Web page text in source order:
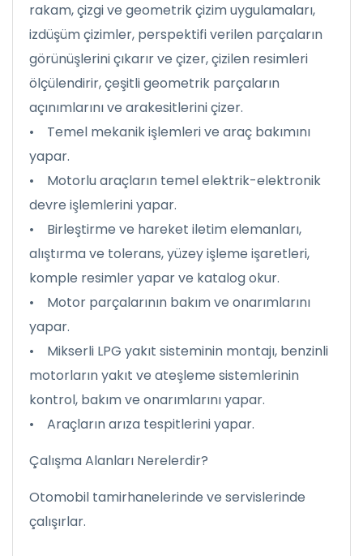
rakam, çizgi ve geometrik çizim uygulamaları,
izdüşüm çizimler, perspektifi verilen parçaların
görünüşlerini çıkarır ve çizer, çizilen resimleri
ölçülendirir, çeşitli geometrik parçaların
açınımlarını ve arakesitlerini çizer.
• Temel mekanik işlemleri ve araç bakımını
yapar.
• Motorlu araçların temel elektrik-elektronik
devre işlemlerini yapar.
• Birleştirme ve hareket iletim elemanları,
alıştırma ve tolerans, yüzey işleme işaretleri,
komple resimler yapar ve katalog okur.
• Motor parçalarının bakım ve onarımlarını
yapar.
• Mikserli LPG yakıt sisteminin montajı, benzinli
motorların yakıt ve ateşleme sistemlerinin
kontrol, bakım ve onarımlarını yapar.
• Araçların arıza tespitlerini yapar.
Çalışma Alanları Nerelerdir?
Otomobil tamirhanelerinde ve servislerinde
çalışırlar.